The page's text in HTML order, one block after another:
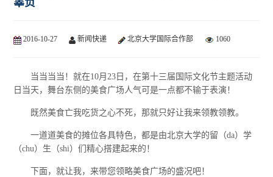
辜负
2016-10-27 新闻快递 北京大学国际合作部 1060
当当当当！就在10月23日，在第十三届国际文化节主题活动
日当天，舞台东侧的美食广场人气可是一点都不输于表演！
既然美食亡我吃货之心不死，那就只好让我来领教领教。
一道道美食的摊位各具特色，都是由北京大学的留（da）学
（chu）生（shi）们精心搭建起来的！
下面，就让我，来带您领略美食广场的盛况吧！